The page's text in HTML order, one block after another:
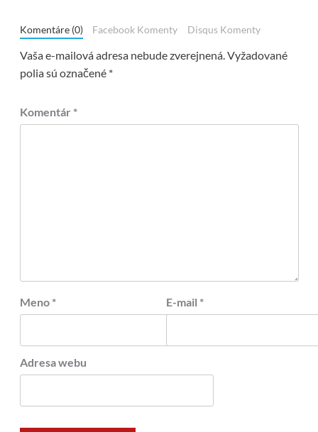
Komentáre (0) Facebook Komenty Disqus Komenty
Vaša e-mailová adresa nebude zverejnená. Vyžadované
polia sú označené *
Komentár *
Meno * E-mail *
Adresa webu